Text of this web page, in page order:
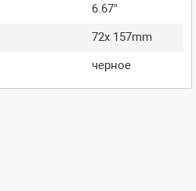
6.67"
72x 157mm
черное